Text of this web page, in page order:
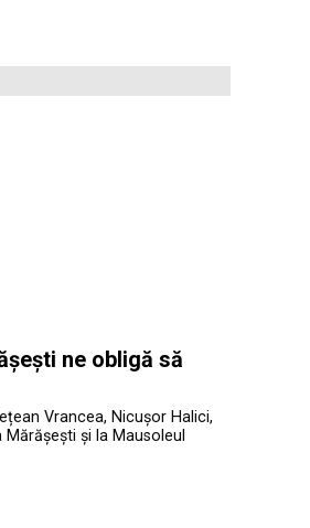
ne obligă să
Vrancea, Nicușor Halici,
și la Mausoleul